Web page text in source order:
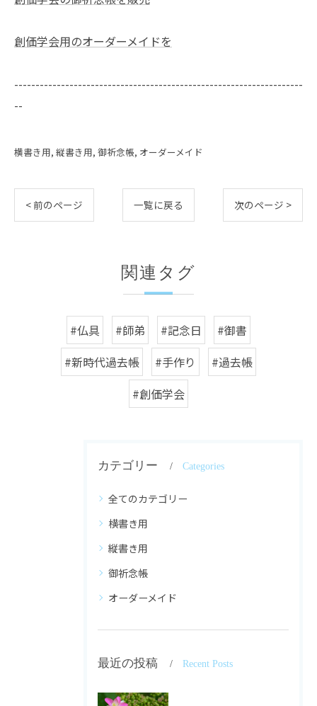
創価学会用のオーダーメイドを
--------------------------------------------------------------------
--
横書き用 縦書き用 御祈念帳 オーダーメイド
< 前のページ 一覧に戻る 次のページ >
関連タグ
#仏具 #師弟 #記念日
#御書
#新時代過去帳
#手作り
#過去帳
#創価学会
カテゴリー Categories
全てのカテゴリー
横書き用
縦書き用
御祈念帳
オーダーメイド
最近の投稿 Recent Posts